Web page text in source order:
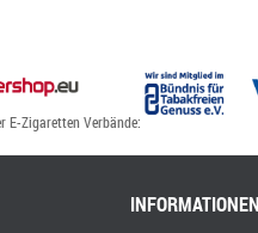
E-Zigaretten Verbände:
INFORMATIONEN